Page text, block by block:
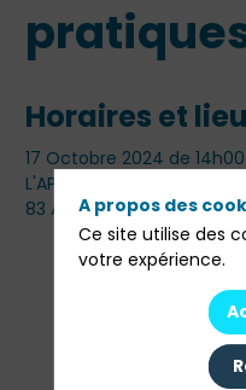
Horaires et lieu
17 Octobre 2024 de
L'APOSTROPHE
83 Av. Marceau, 75116
pratiques
A propos des
Ce site utilise des
votre expérience.